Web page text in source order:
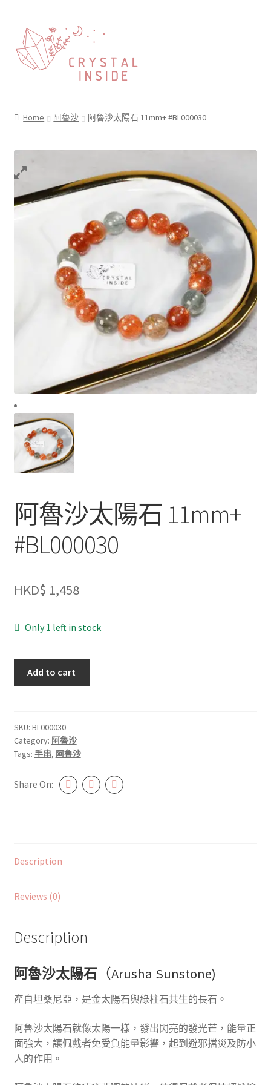
Home 阿魯沙 阿魯沙太陽石 11mm+ #BL000030
阿魯沙太陽石 11mm+
#BL000030
HKD$ 1,458
Only 1 left in stock
陽
石
11mm+
quantity
Add to cart
SKU: BL000030
Category: 阿魯沙
Tags: 手串, 阿魯沙
Share On:
Description
Reviews (0)
Description
阿魯沙太陽石（Arusha Sunstone)
產自坦桑尼亞，是金太陽石與綠柱石共生的長石。
阿魯沙太陽石就像太陽一樣，發出閃亮的發光芒 ， 能量正
面強大，讓佩戴者免受負能量影響，起到避邪擋災及防小
人的作用。